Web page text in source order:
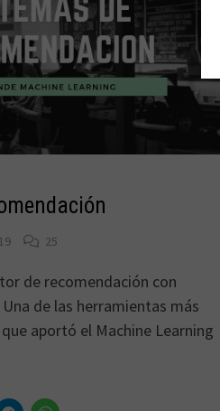
25
de recomendación con
de las herramientas más
aportó el Machine Learning